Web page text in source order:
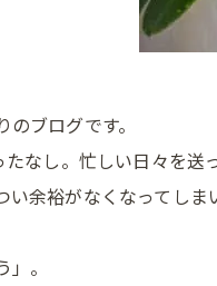
ブログです。
なし。忙しい日々を送
い余裕がなくなってし
。